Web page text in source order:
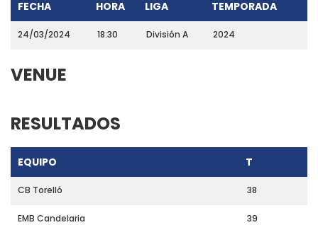
FECHA HORA LIGA TEMPORADA
24/03/2024 18:30 División A 2024
VENUE
RESULTADOS
EQUIPO T
CB Torelló 38
EMB Candelaria 39